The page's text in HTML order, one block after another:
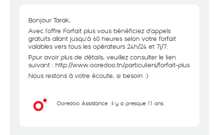
Bonjour Tarak,
Avec l’offre Forfait plus vous bénéficiez d’appels
gratuits allant jusqu’à 60 heures selon votre forfait
valables vers tous les opérateurs 24h/24 et 7j/7.
Ppur avoir plus de détails, veuillez consulter le lien
suivant : http://www.ooredoo.tn/particuliers/forfait-plus
Nous restons à votre écoute, si besoin :)
Ooredoo Assistance il y a presque 11 ans